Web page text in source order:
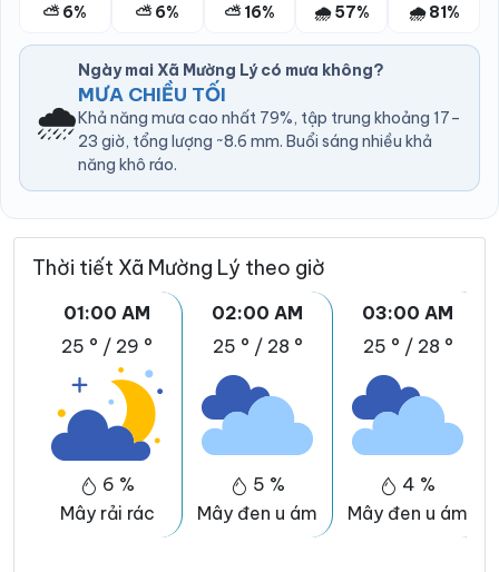
⛅ 6% ⛅ 6% ⛅ 16% 🌧️ 57% 🌧️ 81%
🌧️
Ngày mai Xã Mường Lý có mưa không?
MƯA CHIỀU TỐI
Khả năng mưa cao nhất 79%, tập trung khoảng 17–
23 giờ, tổng lượng ~8.6 mm. Buổi sáng nhiều khả
năng khô ráo.
Thời tiết Xã Mường Lý theo giờ
01:00 AM
25 ° / 29 °
6 %
Mây rải rác
02:00 AM
25 ° / 28 °
5 %
Mây đen u ám
03:00 AM
25 ° / 28 °
4 %
Mây đen u ám